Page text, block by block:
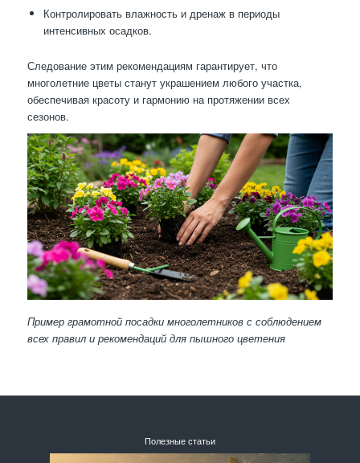
Контролировать влажность и дренаж в периоды
интенсивных осадков.
Следование этим рекомендациям гарантирует, что
многолетние цветы станут украшением любого участка,
обеспечивая красоту и гармонию на протяжении всех
сезонов.
Пример грамотной посадки многолетников с соблюдением
всех правил и рекомендаций для пышного цветения
Полезные статьи